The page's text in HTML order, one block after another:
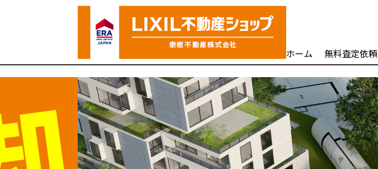
ホーム 無料査定依頼